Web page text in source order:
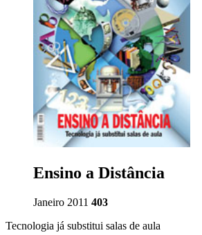
Ensino a Distância
Janeiro 2011 403
Tecnologia já substitui salas de aula